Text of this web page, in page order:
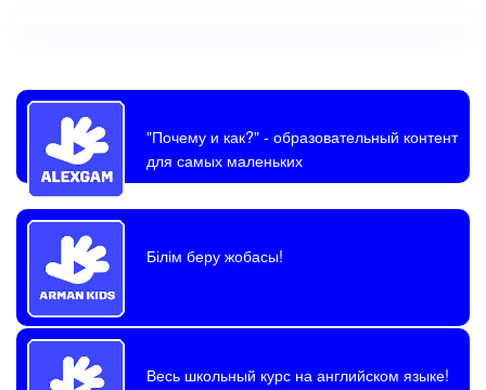
"Почему и как?"- образовательный контент
для самых маленьких
Білім беру жобасы!
Весь школьный курс на английском языке!